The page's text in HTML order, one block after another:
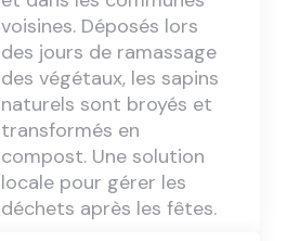
voisines. Déposés lors
des jours de ramassage
des végétaux, les sapins
naturels sont broyés et
transformés en
compost. Une solution
locale pour gérer les
déchets après les fêtes.